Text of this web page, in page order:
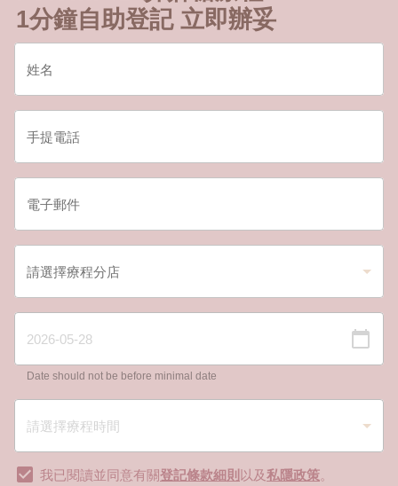
1分鐘自助登記 立即辦妥
Date should not be before minimal date
我已閱讀並同意有關登記條款細則 以及私隱政策。